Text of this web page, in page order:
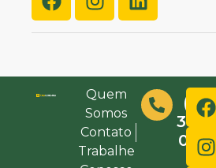
Quem
Somos
Contato
Trabalhe
(48)
3632-
0000